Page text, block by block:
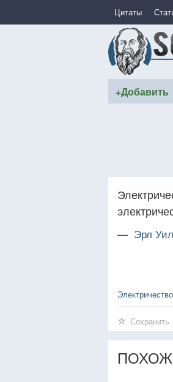
Цитаты
+Добавить
— Эрл
Электричество
Сохранить